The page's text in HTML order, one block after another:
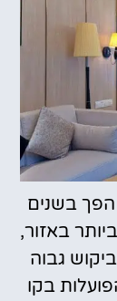
הפך בשנים
באזור,
גבוה
בקו